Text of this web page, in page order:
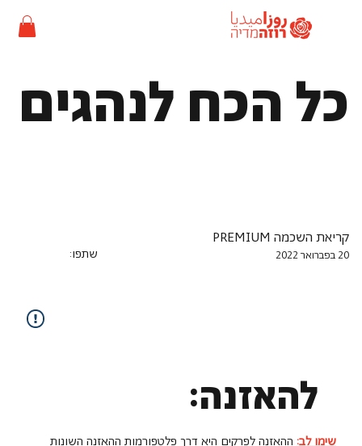
כל הכח לנהגים
שתפו:
קריאת השכמה PREMIUM
20 בפברואר 2022
להאזנה:
שימו לב: ההאזנה לפרקים היא דרך פלטפורמות ההאזנה השונות